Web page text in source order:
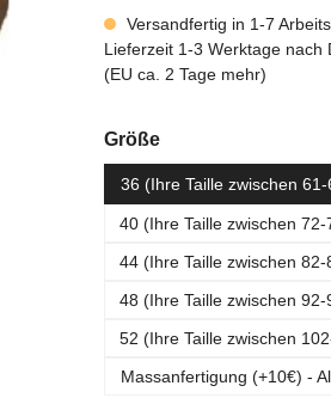
Versandfertig in 1-7
Lieferzeit 1-3 Werktage nach
(EU ca. 2 Tage mehr)
Größeauswählen
36 (Ihre Taille zwischen 61-
40 (Ihre Taille zwischen 72-
44 (Ihre Taille zwischen 82-
48 (Ihre Taille zwischen 92-
52 (Ihre Taille zwischen
Massanfertigung (+10€) -